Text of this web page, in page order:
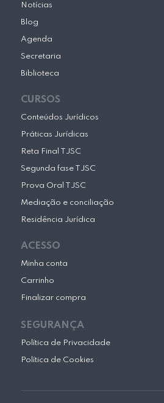
Notícias
Blog
Agenda
Secretaria
Biblioteca
CURSOS
Conteúdos Jurídicos
Práticas Jurídicas
Reta Final TJSC
Segunda fase TJSC
Prova Oral TJSC
Mediação e conciliação
Residência Jurídica
ACESSO
Minha conta
Carrinho
Finalizar compra
SEGURANÇA
Política de Privacidade
Política de Cookies